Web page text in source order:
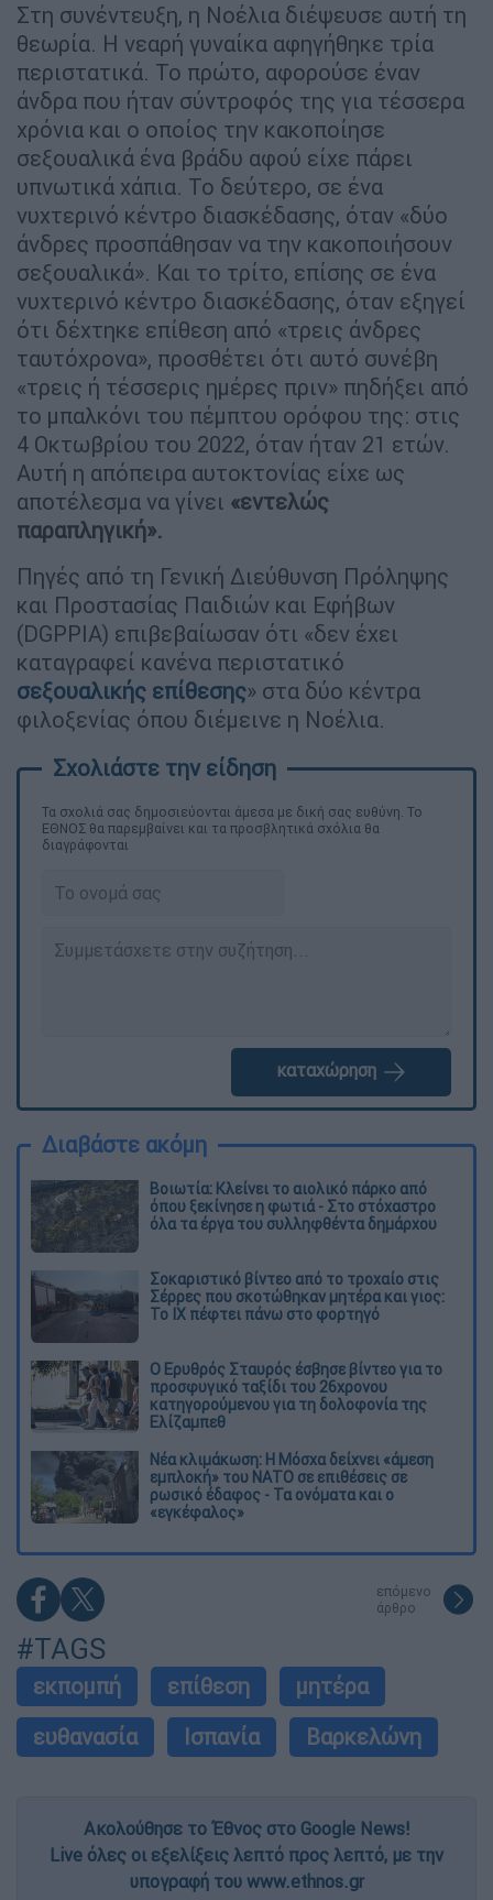
Στη συνέντευξη, η Nοέλια διέψευσε αυτή τη
θεωρία. Η νεαρή γυναίκα αφηγήθηκε τρία
περιστατικά. Το πρώτο, αφορούσε έναν
άνδρα που ήταν σύντροφός της για τέσσερα
χρόνια και ο οποίος την κακοποίησε
σεξουαλικά ένα βράδυ αφού είχε πάρει
υπνωτικά χάπια. Το δεύτερο, σε ένα
νυχτερινό κέντρο διασκέδασης, όταν «δύο
άνδρες προσπάθησαν να την κακοποιήσουν
σεξουαλικά». Και το τρίτο, επίσης σε ένα
νυχτερινό κέντρο διασκέδασης, όταν εξηγεί
ότι δέχτηκε επίθεση από «τρεις άνδρες
ταυτόχρονα», προσθέτει ότι αυτό συνέβη
«τρεις ή τέσσερις ημέρες πριν» πηδήξει από
το μπαλκόνι του πέμπτου ορόφου της: στις
4 Οκτωβρίου του 2022, όταν ήταν 21 ετών.
Αυτή η απόπειρα αυτοκτονίας είχε ως
αποτέλεσμα να γίνει «εντελώς
παραπληγική».
Πηγές από τη Γενική Διεύθυνση Πρόληψης
και Προστασίας Παιδιών και Εφήβων
(DGPPIA) επιβεβαίωσαν ότι «δεν έχει
καταγραφεί κανένα περιστατικό
σεξουαλικής επίθεσης» στα δύο κέντρα
φιλοξενίας όπου διέμεινε η Νοέλια.
Τα σχολιά σας δημοσιεύονται άμεσα με δική σας ευθύνη. Το
ΕΘΝΟΣ θα παρεμβαίνει και τα προσβλητικά σχόλια θα
διαγράφονται
καταχώρηση
Διαβάστε ακόμη
Βοιωτία: Κλείνει το αιολικό πάρκο από
όπου ξεκίνησε η φωτιά - Στο στόχαστρο
όλα τα έργα του συλληφθέντα δημάρχου
Σοκαριστικό βίντεο από το τροχαίο στις
Σέρρες που σκοτώθηκαν μητέρα και γιος:
Το ΙΧ πέφτει πάνω στο φορτηγό
Ο Ερυθρός Σταυρός έσβησε βίντεο για το
προσφυγικό ταξίδι του 26χρονου
κατηγορούμενου για τη δολοφονία της
Ελίζαμπεθ
Νέα κλιμάκωση: Η Μόσχα δείχνει «άμεση
εμπλοκή» του ΝΑΤΟ σε επιθέσεις σε
ρωσικό έδαφος - Τα ονόματα και ο
«εγκέφαλος»
επόμενο
άρθρο
#TAGS
εκπομπή επίθεση
μητέρα
ευθανασία
Ισπανία Βαρκελώνη
Ακολούθησε το Έθνος στο Google News!
Live όλες οι εξελίξεις λεπτό προς λεπτό, με την
υπογραφή του www.ethnos.gr